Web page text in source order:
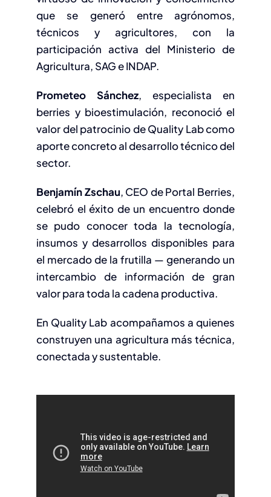
que se generó entre agrónomos,
técnicos y agricultores, con la
participación activa del Ministerio de
Agricultura, SAG e INDAP.
Prometeo Sánchez, especialista en
berries y bioestimulación, reconoció el
valor del patrocinio de Quality Lab como
aporte concreto al desarrollo técnico del
sector.
Benjamín Zschau, CEO de Portal Berries,
celebró el éxito de un encuentro donde
se pudo conocer toda la tecnología,
insumos y desarrollos disponibles para
el mercado de la frutilla — generando un
intercambio de información de gran
valor para toda la cadena productiva.
En Quality Lab acompañamos a quienes
construyen una agricultura más técnica,
conectada y sustentable.